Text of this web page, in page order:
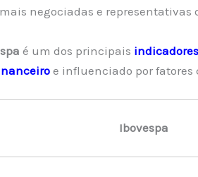
negociadas e
é um dos principais
e influenciado por fatores
Ibovespa